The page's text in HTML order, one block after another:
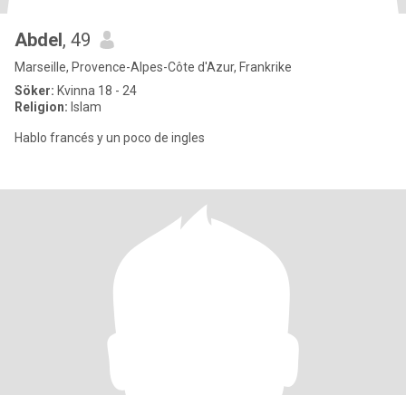
Abdel, 49
Marseille, Provence-Alpes-Côte d'Azur, Frankrike
Söker: Kvinna 18 - 24
Religion: Islam
Hablo francés y un poco de ingles